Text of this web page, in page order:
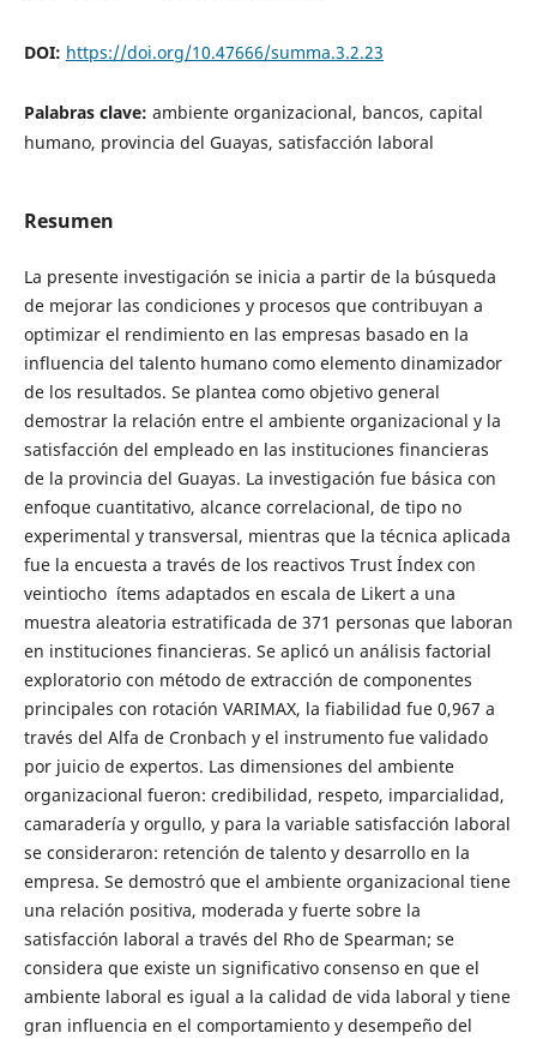
DOI: https://doi.org/10.47666/summa.3.2.23
Palabras clave: ambiente organizacional, bancos, capital
humano, provincia del Guayas, satisfacción laboral
Resumen
La presente investigación se inicia a partir de la búsqueda
de mejorar las condiciones y procesos que contribuyan a
optimizar el rendimiento en las empresas basado en la
influencia del talento humano como elemento dinamizador
de los resultados. Se plantea como objetivo general
demostrar la relación entre el ambiente organizacional y la
satisfacción del empleado en las instituciones financieras
de la provincia del Guayas. La investigación fue básica con
enfoque cuantitativo, alcance correlacional, de tipo no
experimental y transversal, mientras que la técnica aplicada
fue la encuesta a través de los reactivos Trust Índex con
veintiocho ítems adaptados en escala de Likert a una
muestra aleatoria estratificada de 371 personas que laboran
en instituciones financieras. Se aplicó un análisis factorial
exploratorio con método de extracción de componentes
principales con rotación VARIMAX, la fiabilidad fue 0,967 a
través del Alfa de Cronbach y el instrumento fue validado
por juicio de expertos. Las dimensiones del ambiente
organizacional fueron: credibilidad, respeto, imparcialidad,
camaradería y orgullo, y para la variable satisfacción laboral
se consideraron: retención de talento y desarrollo en la
empresa. Se demostró que el ambiente organizacional tiene
una relación positiva, moderada y fuerte sobre la
satisfacción laboral a través del Rho de Spearman; se
considera que existe un significativo consenso en que el
ambiente laboral es igual a la calidad de vida laboral y tiene
gran influencia en el comportamiento y desempeño del